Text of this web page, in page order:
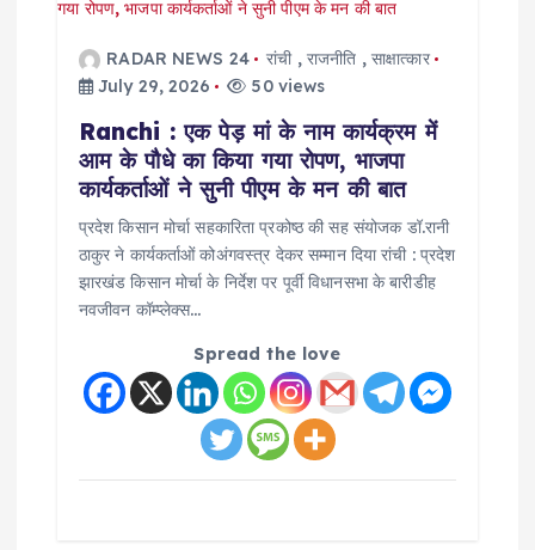
RADAR NEWS 24 रांची, राजनीति , साक्षात्कार
July 29, 2026
50 views
Ranchi : एक पेड़ मां के नाम कार्यक्रम में
आम के पौधे का किया गया रोपण, भाजपा
कार्यकर्ताओं ने सुनी पीएम के मन की बात
प्रदेश किसान मोर्चा सहकारिता प्रकोष्ठ की सह संयोजक डॉ.रानी
ठाकुर ने कार्यकर्ताओं कोअंगवस्त्र देकर सम्मान दिया रांची : प्रदेश
झारखंड किसान मोर्चा के निर्देश पर पूर्वी विधानसभा के बारीडीह
नवजीवन कॉम्प्लेक्स…
Spread the love